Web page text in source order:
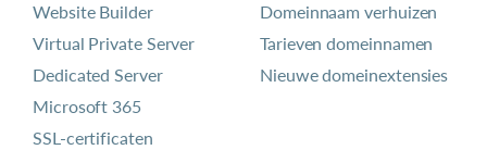
Website Builder
Virtual Private Server
Dedicated Server
Microsoft 365
SSL-certificaten
Domeinnaam verhuizen
Tarieven domeinnamen
Nieuwe domeinextensies